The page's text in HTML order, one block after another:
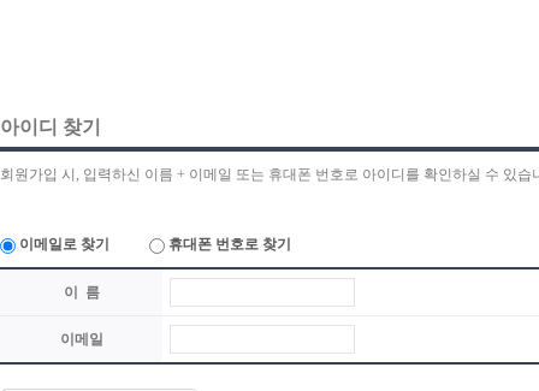
아이디 찾기
회원가입 시, 입력하신 이름 + 이메일 또는 휴대폰 번호로 아이디를 확인하실 수 있습
이메일로 찾기 휴대폰 번호로 찾기
이 름
이메일